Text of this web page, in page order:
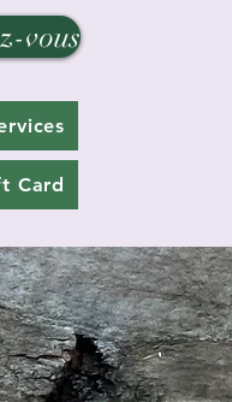
vous
Card